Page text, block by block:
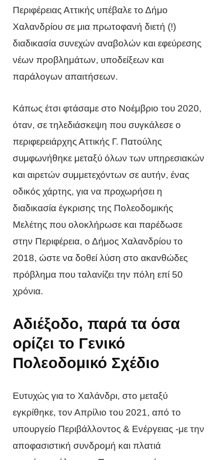
Περιφέρειας Αττικής υπέβαλε το Δήμο
Χαλανδρίου σε μια πρωτοφανή διετή (!)
διαδικασία συνεχών αναβολών και εφεύρεσης
νέων προβλημάτων, υποδείξεων και
παράλογων απαιτήσεων.
Κάπως έτσι φτάσαμε στο Νοέμβριο του 2020,
όταν, σε τηλεδιάσκεψη που συγκάλεσε ο
περιφερειάρχης Αττικής Γ. Πατούλης
συμφωνήθηκε μεταξύ όλων των υπηρεσιακών
και αιρετών συμμετεχόντων σε αυτήν, ένας
οδικός χάρτης, για να προχωρήσει η
διαδικασία έγκρισης της Πολεοδομικής
Μελέτης που ολοκλήρωσε και παρέδωσε
στην Περιφέρεια, ο Δήμος Χαλανδρίου το
2018, ώστε να δοθεί λύση στο ακανθώδες
πρόβλημα που ταλανίζει την πόλη επί 50
χρόνια.
Αδιέξοδο, παρά τα όσα
ορίζει το Γενικό
Πολεοδομικό Σχέδιο
Ευτυχώς για το Χαλάνδρι, στο μεταξύ
εγκρίθηκε, τον Απρίλιο του 2021, από το
υπουργείο Περιβάλλοντος & Ενέργειας -με την
αποφασιστική συνδρομή και πλατιά